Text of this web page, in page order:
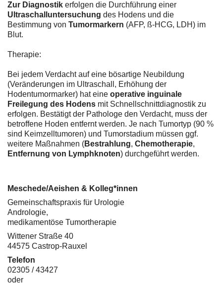
Zur Diagnostik erfolgen die Durchführung einer
Ultraschalluntersuchung des Hodens und die
Bestimmung von Tumormarkern (AFP, ß-HCG, LDH) im
Blut.
Therapie:
Bei jedem Verdacht auf eine bösartige Neubildung
(Veränderungen im Ultraschall, Erhöhung der
Hodentumormarker) hat eine operative inguinale
Freilegung des Hodens mit Schnellschnittdiagnostik zu
erfolgen. Bestätigt der Pathologe den Verdacht, muss der
betroffene Hoden entfernt werden. Je nach Tumortyp (90 %
sind Keimzelltumoren) und Tumorstadium müssen ggf.
weitere Maßnahmen (Bestrahlung, Chemotherapie,
Entfernung von Lymphknoten) durchgeführt werden.
Meschede/Aeishen & Kolleg*innen
Gemeinschaftspraxis für Urologie
Andrologie,
medikamentöse Tumortherapie
Wittener Straße 40
44575 Castrop-Rauxel
Telefon
02305 / 43427
oder